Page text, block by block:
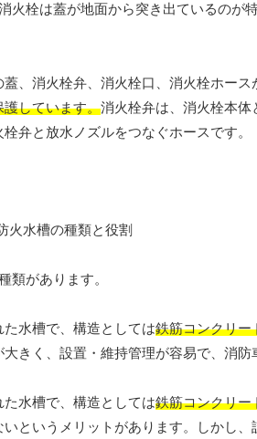
消火栓は蓋が地面から突き出ているの
、消火栓弁、消火栓口、消火栓ホース
しています。消火栓弁は、消火栓本体
弁と放水ノズルをつなぐホースです。
類があります。
水槽で、構造としては鉄筋コンクリー
きく、設置・維持管理が容易で、消
水槽で、構造としては鉄筋コンクリー
というメリットがあります。しかし